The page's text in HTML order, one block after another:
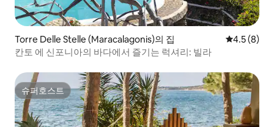
Torre Delle Stelle (Maracalagonis)의 집 평점 4.5점
4.5 (8)
칸토 에 신포니아의 바다에서 즐기는 럭셔리: 빌라
슈퍼호스트
슈퍼호스트